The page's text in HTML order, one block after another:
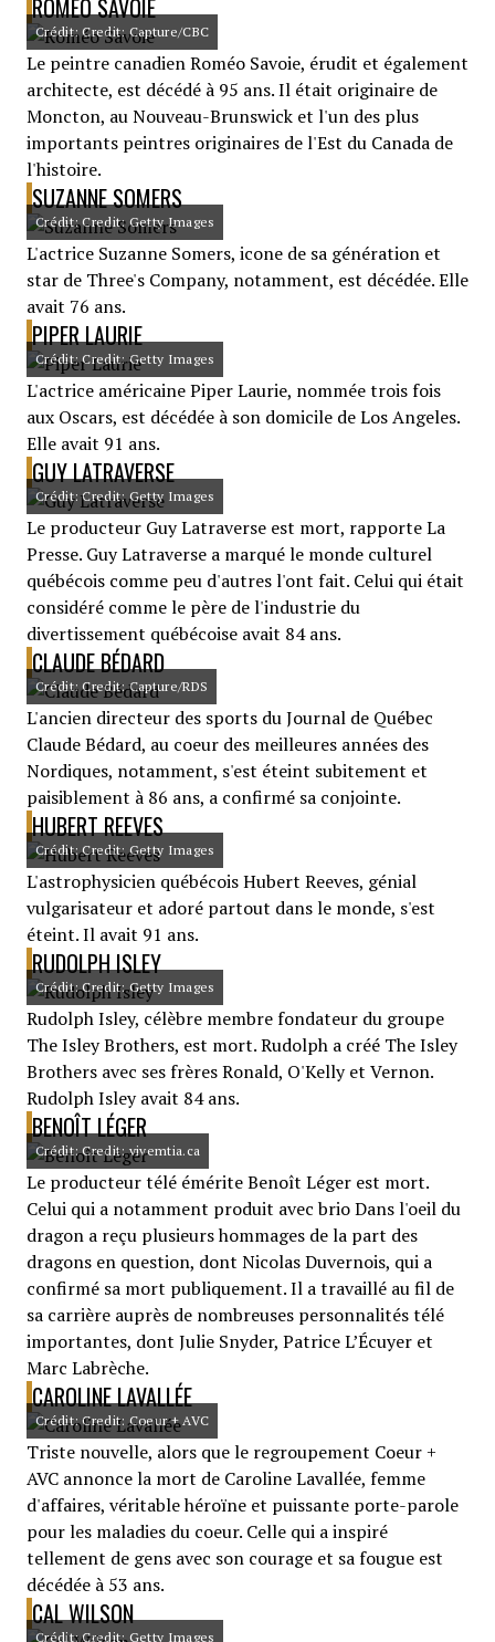
ROMÉO SAVOIE
Crédit: Credit: Capture/CBC
Le peintre canadien Roméo Savoie, érudit et également
architecte, est décédé à 95 ans. Il était originaire de
Moncton, au Nouveau-Brunswick et l'un des plus
importants peintres originaires de l'Est du Canada de
l'histoire.
SUZANNE SOMERS
Crédit: Credit: Getty Images
L'actrice Suzanne Somers, icone de sa génération et
star de Three's Company, notamment, est décédée. Elle
avait 76 ans.
PIPER LAURIE
Crédit: Credit: Getty Images
L'actrice américaine Piper Laurie, nommée trois fois
aux Oscars, est décédée à son domicile de Los Angeles.
Elle avait 91 ans.
GUY LATRAVERSE
Crédit: Credit: Getty Images
Le producteur Guy Latraverse est mort, rapporte La
Presse. Guy Latraverse a marqué le monde culturel
québécois comme peu d'autres l'ont fait. Celui qui était
considéré comme le père de l'industrie du
divertissement québécoise avait 84 ans.
CLAUDE BÉDARD
Crédit: Credit: Capture/RDS
L'ancien directeur des sports du Journal de Québec
Claude Bédard, au coeur des meilleures années des
Nordiques, notamment, s'est éteint subitement et
paisiblement à 86 ans, a confirmé sa conjointe.
HUBERT REEVES
Crédit: Credit: Getty Images
L'astrophysicien québécois Hubert Reeves, génial
vulgarisateur et adoré partout dans le monde, s'est
éteint. Il avait 91 ans.
RUDOLPH ISLEY
Crédit: Credit: Getty Images
Rudolph Isley, célèbre membre fondateur du groupe
The Isley Brothers, est mort. Rudolph a créé The Isley
Brothers avec ses frères Ronald, O'Kelly et Vernon.
Rudolph Isley avait 84 ans.
BENOÎT LÉGER
Crédit: Credit: vivemtia.ca
Le producteur télé émérite Benoît Léger est mort.
Celui qui a notamment produit avec brio Dans l'oeil du
dragon a reçu plusieurs hommages de la part des
dragons en question, dont Nicolas Duvernois, qui a
confirmé sa mort publiquement. Il a travaillé au fil de
sa carrière auprès de nombreuses personnalités télé
importantes, dont Julie Snyder, Patrice L’Écuyer et
Marc Labrèche.
CAROLINE LAVALLÉE
Crédit: Credit: Coeur + AVC
Triste nouvelle, alors que le regroupement Coeur +
AVC annonce la mort de Caroline Lavallée, femme
d'affaires, véritable héroïne et puissante porte-parole
pour les maladies du coeur. Celle qui a inspiré
tellement de gens avec son courage et sa fougue est
décédée à 53 ans.
CAL WILSON
Crédit: Credit: Getty Images